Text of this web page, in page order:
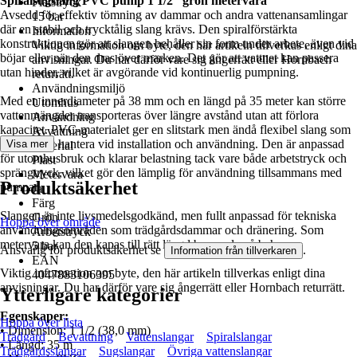
15 bar
Information
Viktig information om byte, den här artikeln tillverkas enligt dina
anvisningar. Du har därför vare sig ångerrätt eller Hornbach
returrätt.
Användningsmiljö
Utomhus
Användning
Avvattning
Material
Plast
Metervara
Ja
Färg
Grön
Arbetstryck
5 bar
EAN
4047883106395
Avsedd för effektiv tömning av dammar och andra vattenansamlingar
där en stabil och trycktålig slang krävs. Den spiral­förstärkta
konstruktionen gör att slangen behåller sin form under arbete, även vid
böjar eller när den dras över marken. Det gör att vattnet kan passera
utan hinder, vilket är avgörande vid kontinuerlig pumpning.
Med en innerdiameter på 38 mm och en längd på 35 meter kan större
vattenmängder transporteras över längre avstånd utan att förlora
kapacitet. PVC-materialet ger en slitstark men ändå flexibel slang som
är enkel att hantera vid installation och användning. Den är anpassad
för utomhusbruk och klarar belastning tack vare både arbetstryck och
sprängtryck, vilket gör den lämplig för användning tillsammans med
pumpar.
Slangen är inte livsmedelsgodkänd, men fullt anpassad för tekniska
användningsområden som trädgårdsdammar och dränering. Som
metervara kan den kapas till rätt längd beroende på behov.
Viktig information om byte, den här artikeln tillverkas enligt dina
anvisningar. Du har därför vare sig ångerrätt eller Hornbach returrätt.
Egenskaper:
• Dimension: 1 1/2 (38,0 mm)
• Längd: 35 m
Visa mer
Produktsäkerhet
Hoppa över område
Ansvarig för produktsäkerhet se Information från tillverkaren .
Ytterligare kategorier
Hoppa över lista
Trädgård
Bevattning Vattenslangar
Spiralslangar
Trädgårdsslangar
Sugslangar Övriga vattenslangar